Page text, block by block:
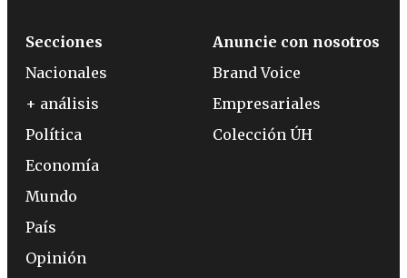
Secciones
Nacionales
+ análisis
Política
Economía
Mundo
País
Opinión
Anuncie con nosotros
Brand Voice
Empresariales
Colección ÚH